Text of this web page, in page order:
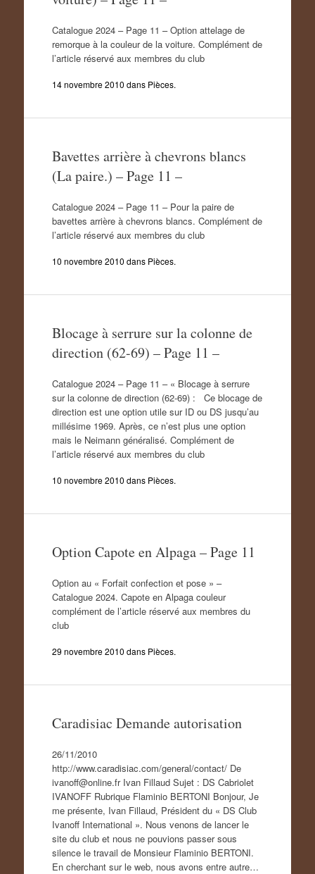
Catalogue 2024 – Page 11 – Option attelage de
remorque à la couleur de la voiture. Complément de
l’article réservé aux membres du club
14 novembre 2010 dans Pièces.
Bavettes arrière à chevrons blancs
(La paire.) – Page 11 –
Catalogue 2024 – Page 11 – Pour la paire de
bavettes arrière à chevrons blancs. Complément de
l’article réservé aux membres du club
10 novembre 2010 dans Pièces.
Blocage à serrure sur la colonne de
direction (62-69) – Page 11 –
Catalogue 2024 – Page 11 – « Blocage à serrure
sur la colonne de direction (62-69) : Ce blocage de
direction est une option utile sur ID ou DS jusqu’au
millésime 1969. Après, ce n’est plus une option
mais le Neimann généralisé. Complément de
l’article réservé aux membres du club
10 novembre 2010 dans Pièces.
Option Capote en Alpaga – Page 11
Option au « Forfait confection et pose » –
Catalogue 2024. Capote en Alpaga couleur
complément de l’article réservé aux membres du
club
29 novembre 2010 dans Pièces.
Caradisiac Demande autorisation
26/11/2010
http://www.caradisiac.com/general/contact/ De
ivanoff@online.fr Ivan Fillaud Sujet : DS Cabriolet
IVANOFF Rubrique Flaminio BERTONI Bonjour, Je
me présente, Ivan Fillaud, Président du « DS Club
Ivanoff International ». Nous venons de lancer le
site du club et nous ne pouvions passer sous
silence le travail de Monsieur Flaminio BERTONI.
En cherchant sur le web, nous avons entre autre…